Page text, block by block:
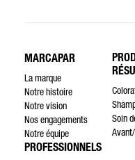
MARCAPAR
La marque
Notre histoire
Notre vision
Nos engagements
Notre équipe
Soin
PROFESSIONNELS